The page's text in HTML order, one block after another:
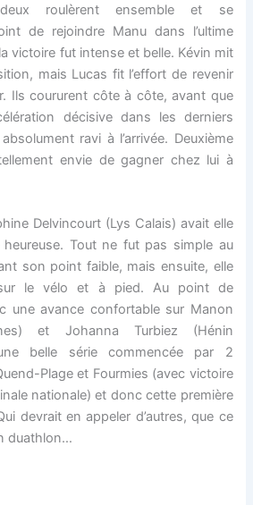
roulèrent ensemble et se
de rejoindre Manu dans l’ultime
victoire fut intense et belle. Kévin mit
mais Lucas fit l’effort de revenir
Ils coururent côte à côte, avant que
décisive dans les derniers
ravi à l’arrivée. Deuxième
envie de gagner chez lui à
Delvincourt (Lys Calais) avait elle
heureuse. Tout ne fut pas simple au
son point faible, mais ensuite, elle
le vélo et à pied. Au point de
une avance confortable sur Manon
et Johanna Turbiez (Hénin
belle série commencée par 2
Plage et Fourmies (avec victoire
nationale) et donc cette première
devrait en appeler d’autres, que ce
duathlon…